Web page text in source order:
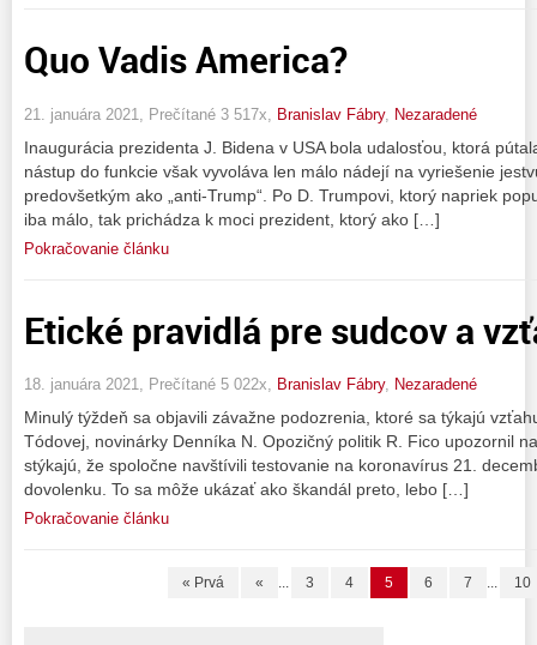
Quo Vadis America?
21. januára 2021, Prečítané 3 517x, Branislav Fábry, Nezaradené
Inaugurácia prezidenta J. Bidena v USA bola udalosťou, ktorá
nástup do funkcie však vyvoláva len málo nádejí na vyriešenie
predovšetkým ako „anti-Trump“. Po D. Trumpovi, ktorý napriek
iba málo, tak prichádza k moci prezident, ktorý ako […]
Pokračovanie článku
Etické pravidlá pre sudcov a
18. januára 2021, Prečítané 5 022x, Branislav Fábry, Nezaradené
Minulý týždeň sa objavili závažne podozrenia, ktoré sa týkajú
Tódovej, novinárky Denníka N. Opozičný politik R. Fico upozornil
stýkajú, že spoločne navštívili testovanie na koronavírus 21.
dovolenku. To sa môže ukázať ako škandál preto, lebo […]
Pokračovanie článku
« Prvá « ... 3 4 5 6 7 ... 10